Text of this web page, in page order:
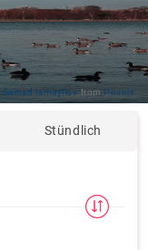
Samad Ismayilov from Pexels
Stündlich